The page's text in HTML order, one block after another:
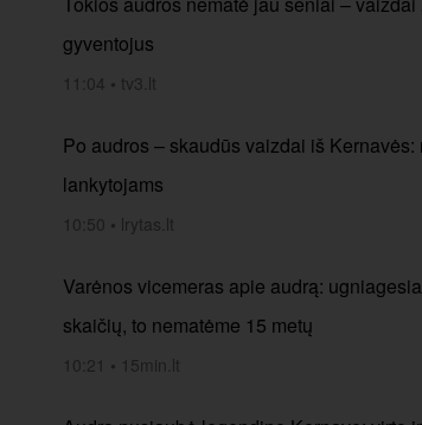
gyventojus
11:04 • tv3.lt
Po audros – skaudūs vaizdai iš
lankytojams
10:50 • lrytas.lt
Varėnos vicemeras apie audrą:
skaičių, to nematėme 15 metų
10:21 • 15min.lt